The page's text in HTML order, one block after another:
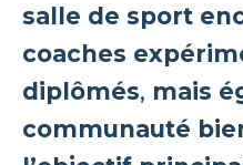
salle de sport
coaches
diplômés, mais
communauté